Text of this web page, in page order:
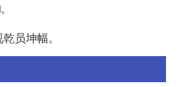
员坤幅。